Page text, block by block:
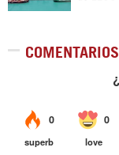
COMENTARIOS